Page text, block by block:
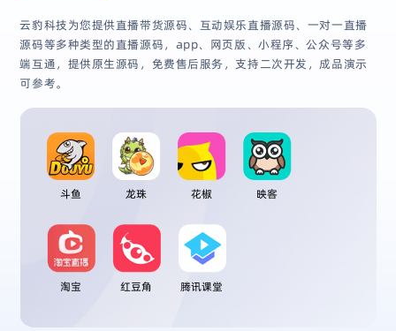
云豹科技为您提供直播带货源码、互动娱乐直播源码、一对一直播
源码等多种类型的直播源码，app、网页版、小程序、公众号等多
端互通，提供原生源码，免费售后服务，支持二次开发，成品演示
可参考。
斗鱼 龙珠 花椒 映客
淘宝 红豆角 腾讯课堂